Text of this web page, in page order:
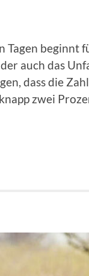
Tagen
auch das
dass die
zwei